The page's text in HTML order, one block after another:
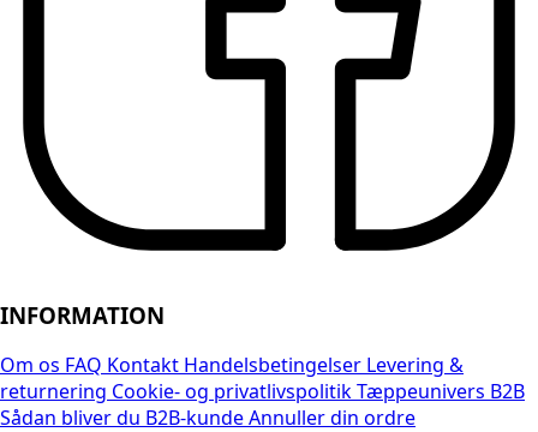
INFORMATION
Om os FAQ Kontakt Handelsbetingelser Levering &
returnering Cookie- og privatlivspolitikTæppeunivers B2B
Sådan bliver du B2B-kundeAnnuller din ordre